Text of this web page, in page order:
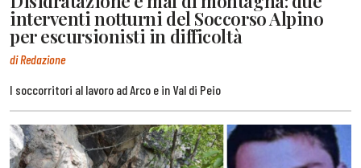
interventi notturni del Soccorso Alpino
per escursionisti in difficoltà
di Redazione
I soccorritori al lavoro ad Arco e in Val di Peio